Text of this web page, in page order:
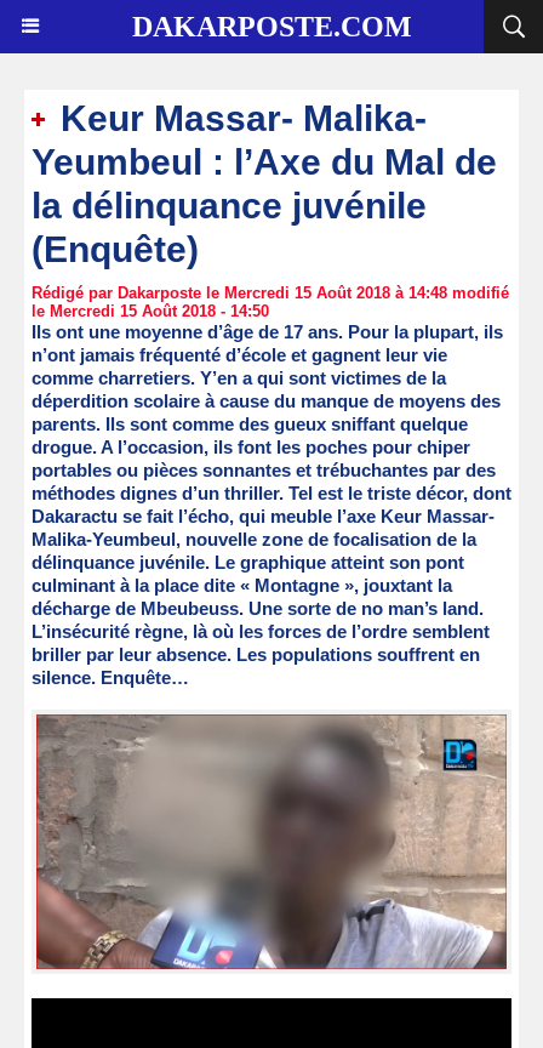
DAKARPOSTE.COM
Keur Massar- Malika-
Yeumbeul : l’Axe du Mal de
la délinquance juvénile
(Enquête)
Rédigé par Dakarposte le Mercredi 15 Août 2018 à 14:48 modifié
le Mercredi 15 Août 2018 - 14:50
Ils ont une moyenne d’âge de 17 ans. Pour la plupart, ils
n’ont jamais fréquenté d’école et gagnent leur vie
comme charretiers. Y’en a qui sont victimes de la
déperdition scolaire à cause du manque de moyens des
parents. Ils sont comme des gueux sniffant quelque
drogue. A l’occasion, ils font les poches pour chiper
portables ou pièces sonnantes et trébuchantes par des
méthodes dignes d’un thriller. Tel est le triste décor, dont
Dakaractu se fait l’écho, qui meuble l’axe Keur Massar-
Malika-Yeumbeul, nouvelle zone de focalisation de la
délinquance juvénile. Le graphique atteint son pont
culminant à la place dite « Montagne », jouxtant la
décharge de Mbeubeuss. Une sorte de no man’s land.
L’insécurité règne, là où les forces de l’ordre semblent
briller par leur absence. Les populations souffrent en
silence. Enquête…